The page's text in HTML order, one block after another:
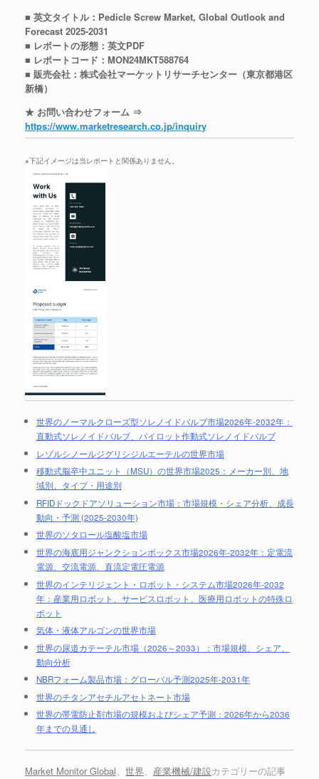
■ 英文タイトル：Pedicle Screw Market, Global Outlook and
Forecast 2025-2031
■ レポートの形態：英文PDF
■ レポートコード：MON24MKT588764
■ 販売会社：株式会社マーケットリサーチセンター（東京都港区
新橋）
★ お問い合わせフォーム ⇒
https://www.marketresearch.co.jp/inquiry
※下記イメージは当レポートと関係ありません。
世界のノーマルクローズ型ソレノイドバルブ市場2026年-2032年：
直動式ソレノイドバルブ、パイロット作動式ソレノイドバルブ
レゾルシノールジグリシジルエーテルの世界市場
移動式脳卒中ユニット（MSU）の世界市場2025：メーカー別、地
域別、タイプ・用途別
RFIDドックドアソリューション市場：市場規模・シェア分析、成長
動向・予測 (2025-2030年)
世界のソタロール塩酸塩市場
世界の海底用ジャンクションボックス市場2026年-2032年：定電流
電源、交流電源、直流定電圧電源
世界のインテリジェント・ロボット・システム市場2026年-2032
年：産業用ロボット、サービスロボット、医療用ロボットの特殊ロ
ボット
気体・液体アルゴンの世界市場
世界の尿道カテーテル市場（2026～2033）：市場規模、シェア、
動向分析
NBRフォーム製品市場：グローバル予測2025年-2031年
世界のチタンアセチルアセトネート市場
世界の帯電防止剤市場の規模およびシェア予測：2026年から2036
年までの見通し
Market Monitor Global、 世界、 産業機械/建設カテゴリーの記事